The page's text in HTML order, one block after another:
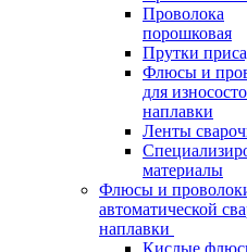
Проволока
порошковая
Прутки
Флюсы и
для
наплавки
Ленты
материалы
Флюсы и
автоматической
наплавки
Кислые